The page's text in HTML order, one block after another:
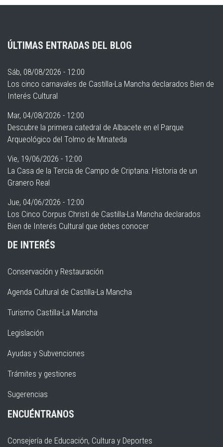
ÚLTIMAS ENTRADAS DEL BLOG
Sáb, 08/08/2026 - 12:00
Los cinco carnavales de Castilla-La Mancha declarados Bien de
Interés Cultural
Mar, 04/08/2026 - 12:00
Descubre la primera catedral de Albacete en el Parque
Arqueológico del Tolmo de Minateda
Vie, 19/06/2026 - 12:00
La Casa de la Tercia de Campo de Criptana: Historia de un
Granero Real
Jue, 04/06/2026 - 12:00
Los Cinco Corpus Christi de Castilla-La Mancha declarados
Bien de Interés Cultural que debes conocer
DE INTERÉS
Conservación y Restauración
Agenda Cultural de Castilla-La Mancha
Turismo Castilla-La Mancha
Legislación
Ayudas y Subvenciones
Trámites y gestiones
Sugerencias
ENCUÉNTRANOS
Consejería de Educación, Cultura y Deportes